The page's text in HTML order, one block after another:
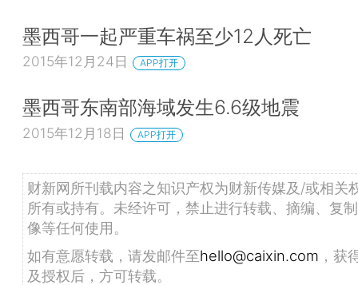
墨西哥一起严重车祸至少12人死亡
2015年12月24日 APP打开
墨西哥东南部海域发生6.6级地震
2015年12月18日 APP打开
财新网所刊载内容之知识产权为财新传媒及/或相关
所有或持有。未经许可，禁止进行转载、摘编、复
像等任何使用。
如有意愿转载，请发邮件至hello@caixin.com ，获
及授权后，方可转载。